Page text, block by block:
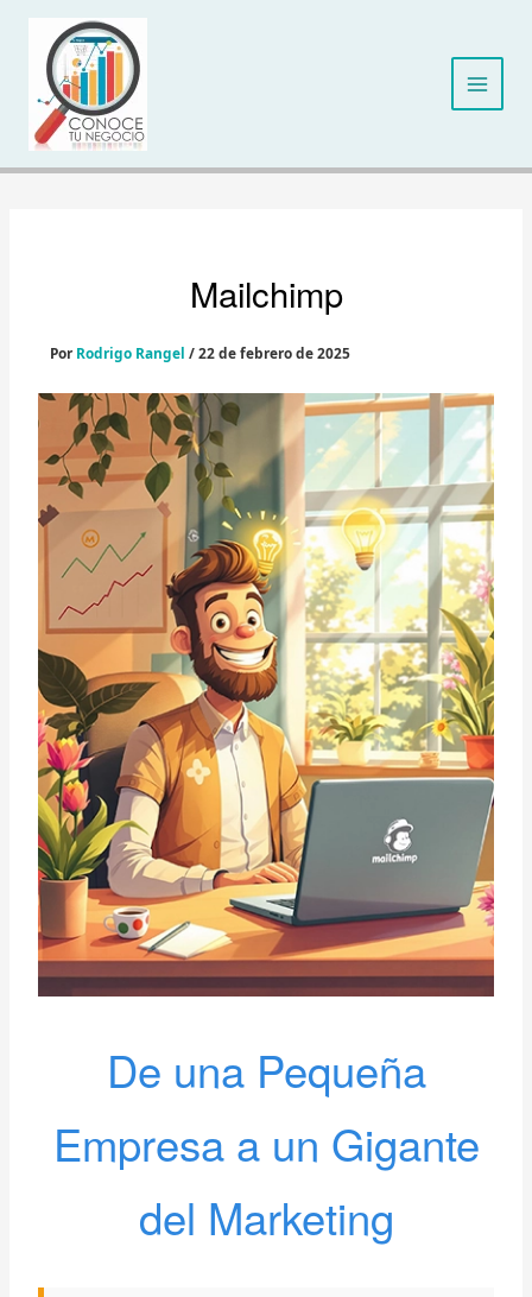
contenido
Mailchimp
Por Rodrigo Rangel /22 de febrero de 2025
De una Pequeña
Empresa a un Gigante
del Marketing